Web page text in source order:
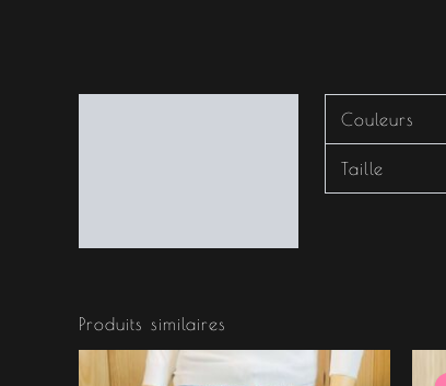
Couleurs
Taille
Produits similaires